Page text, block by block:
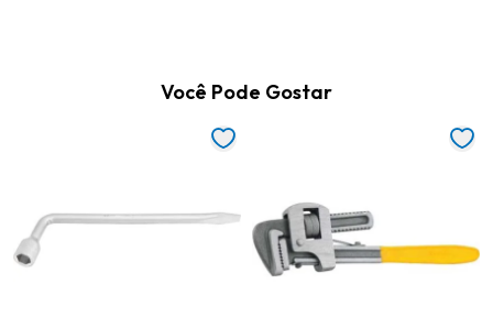
Você Pode Gostar